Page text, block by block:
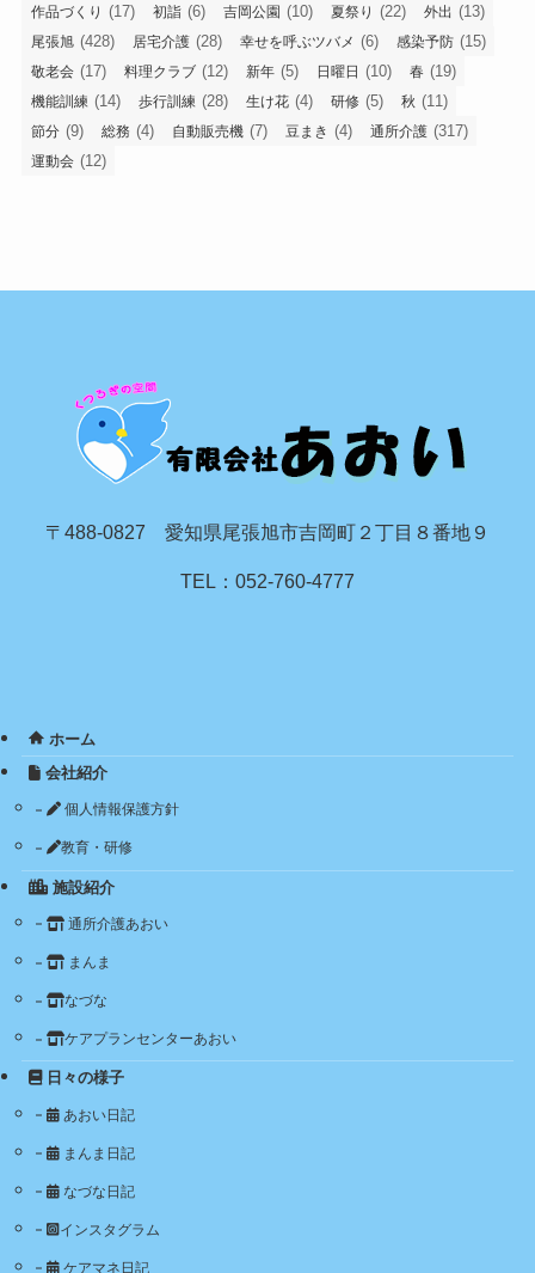
作品づくり (17) 初詣 (6) 吉岡公園 (10) 夏祭り (22) 外出 (13)
尾張旭 (428) 居宅介護 (28) 幸せを呼ぶツバメ (6) 感染予防 (15)
敬老会 (17) 料理クラブ (12) 新年 (5) 日曜日 (10) 春 (19)
機能訓練 (14) 歩行訓練 (28) 生け花 (4) 研修 (5) 秋 (11)
節分 (9) 総務 (4) 自動販売機 (7) 豆まき (4) 通所介護 (317)
運動会 (12)
〒488-0827 愛知県尾張旭市吉岡町２丁目８番地９
TEL：052-760-4777
ホーム
会社紹介
個人情報保護方針
教育・研修
施設紹介
通所介護あおい
まんま
なづな
ケアプランセンターあおい
日々の様子
あおい日記
まんま日記
なづな日記
インスタグラム
ケアマネ日記